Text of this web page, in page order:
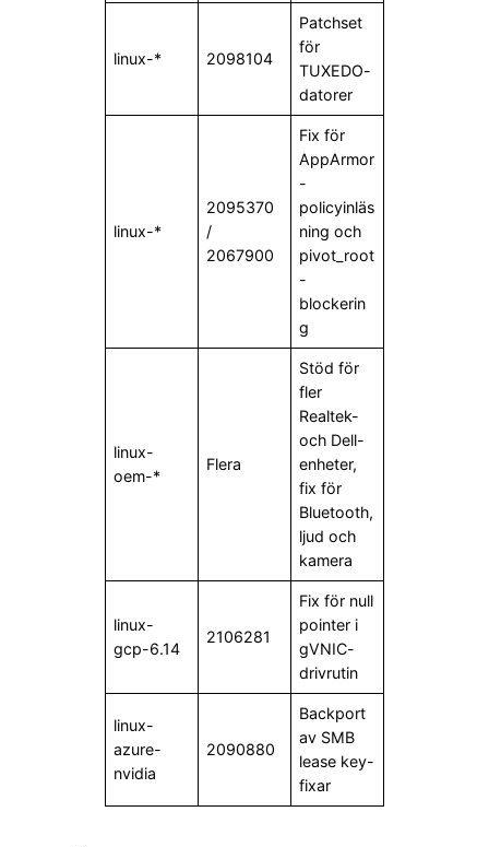
linux-* 2098104
Patchset
för
TUXEDO-
datorer
linux-*
2095370
/
2067900
Fix för
AppArmor
-
policyinläs
ning och
pivot_root
-
blockerin
g
linux-
oem-*
Flera
Stöd för
fler
Realtek-
och Dell-
enheter,
fix för
Bluetooth,
ljud och
kamera
linux-
gcp-6.14
2106281
Fix för null
pointer i
gVNIC-
drivrutin
linux-
azure-
nvidia
2090880
Backport
av SMB
lease key-
fixar